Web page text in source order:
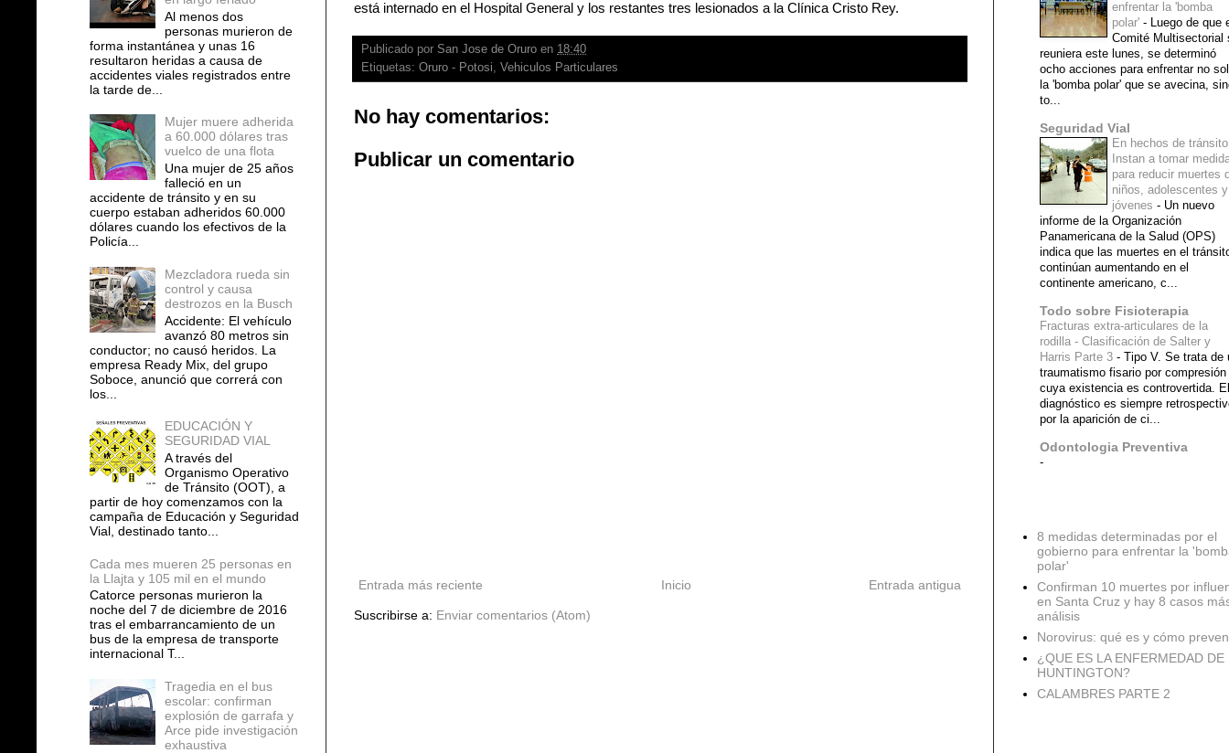
está internado en el Hospital General y los restantes tres lesionados a la Clínica Cristo Rey.
Publicado por San Jose de Oruro en 18:40
Etiquetas: Oruro - Potosi, Vehiculos Particulares
No hay comentarios:
Publicar un comentario
Entrada más reciente Entrada antigua
Inicio
Suscribirse a: Enviar comentarios (Atom)
Al menos dos
personas murieron de
forma instantánea y unas 16
resultaron heridas a causa de
accidentes viales registrados entre
la tarde de...
Mujer muere adherida
a 60.000 dólares tras
vuelco de una flota
Una mujer de 25 años
falleció en un
accidente de tránsito y en su
cuerpo estaban adheridos 60.000
dólares cuando los efectivos de la
Policía...
Mezcladora rueda sin
control y causa
destrozos en la Busch
Accidente: El vehículo
avanzó 80 metros sin
conductor; no causó heridos. La
empresa Ready Mix, del grupo
Soboce, anunció que correrá con
los...
EDUCACIÓN Y
SEGURIDAD VIAL
A través del
Organismo Operativo
de Tránsito (OOT), a
partir de hoy comenzamos con la
campaña de Educación y Seguridad
Vial, destinado tanto...
Cada mes mueren 25 personas en
la Llajta y 105 mil en el mundo
Catorce personas murieron la
noche del 7 de diciembre de 2016
tras el embarrancamiento de un
bus de la empresa de transporte
internacional T...
Tragedia en el bus
escolar: confirman
explosión de garrafa y
Arce pide investigación
exhaustiva
enfrentar la 'bomba
polar' - Luego de que
Comité Multisectorial
reuniera este lunes, se determinó
ocho acciones para enfrentar no
la 'bomba polar' que se avecina,
to...
Seguridad Vial
En hechos de tránsito
Instan a tomar
para reducir muertes
niños, adolescentes y
jóvenes - Un nuevo
informe de la Organización
Panamericana de la Salud (OPS)
indica que las muertes en el
continúan aumentando en el
continente americano, c...
Todo sobre Fisioterapia
Fracturas extra-articulares de la
rodilla - Clasificación de Salter y
Harris Parte 3 - Tipo V. Se trata de
traumatismo fisario por compresión
cuya existencia es controvertida. El
diagnóstico es siempre
por la aparición de ci...
Odontologia Preventiva
-
8 medidas determinadas por el
gobierno para enfrentar la
polar'
Confirman 10 muertes por
en Santa Cruz y hay 8 casos
análisis
Norovirus: qué es y cómo
¿QUE ES LA ENFERMEDAD DE
HUNTINGTON?
CALAMBRES PARTE 2